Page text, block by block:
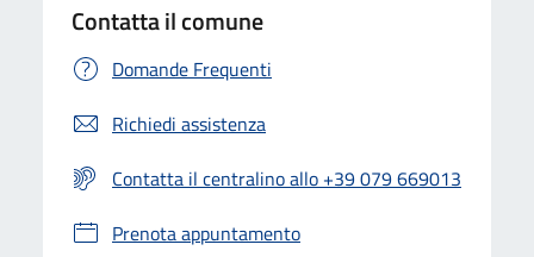
Contatta il comune
Domande Frequenti
Richiedi assistenza
Contatta il centralino allo +39 079 669013
Prenota appuntamento